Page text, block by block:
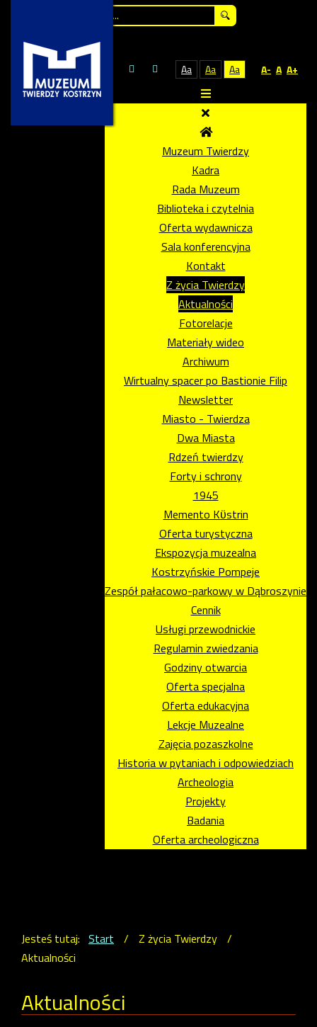
Aa Aa Aa A- A A+
Muzeum Twierdzy
Kadra
Rada Muzeum
Biblioteka i czytelnia
Oferta wydawnicza
Sala konferencyjna
Kontakt
Z życia Twierdzy
Aktualności
Fotorelacje
Materiały wideo
Archiwum
Wirtualny spacer po Bastionie Filip
Newsletter
Miasto - Twierdza
Dwa Miasta
Rdzeń twierdzy
Forty i schrony
1945
Memento Kϋstrin
Oferta turystyczna
Ekspozycja muzealna
Kostrzyńskie Pompeje
Zespół pałacowo-parkowy w Dąbroszynie
Cennik
Usługi przewodnickie
Regulamin zwiedzania
Godziny otwarcia
Oferta specjalna
Oferta edukacyjna
Lekcje Muzealne
Zajęcia pozaszkolne
Historia w pytaniach i odpowiedziach
Archeologia
Projekty
Badania
Oferta archeologiczna
Jesteś tutaj: Start / Z życia Twierdzy /
Aktualności
Aktualności